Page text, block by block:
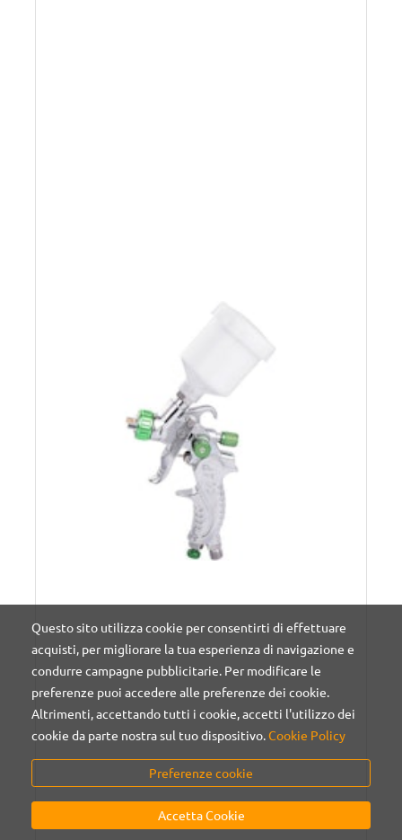
Questo sito utilizza cookie per consentirti di effettuare
acquisti, per migliorare la tua esperienza di navigazione e
condurre campagne pubblicitarie. Per modificare le
preferenze puoi accedere alle preferenze dei cookie.
Altrimenti, accettando tutti i cookie, accetti l'utilizzo dei
cookie da parte nostra sul tuo dispositivo.Cookie Policy
Preferenze cookie
Accetta Cookie